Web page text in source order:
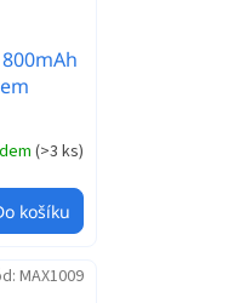
(>3 ks)
košíku
MAX1009